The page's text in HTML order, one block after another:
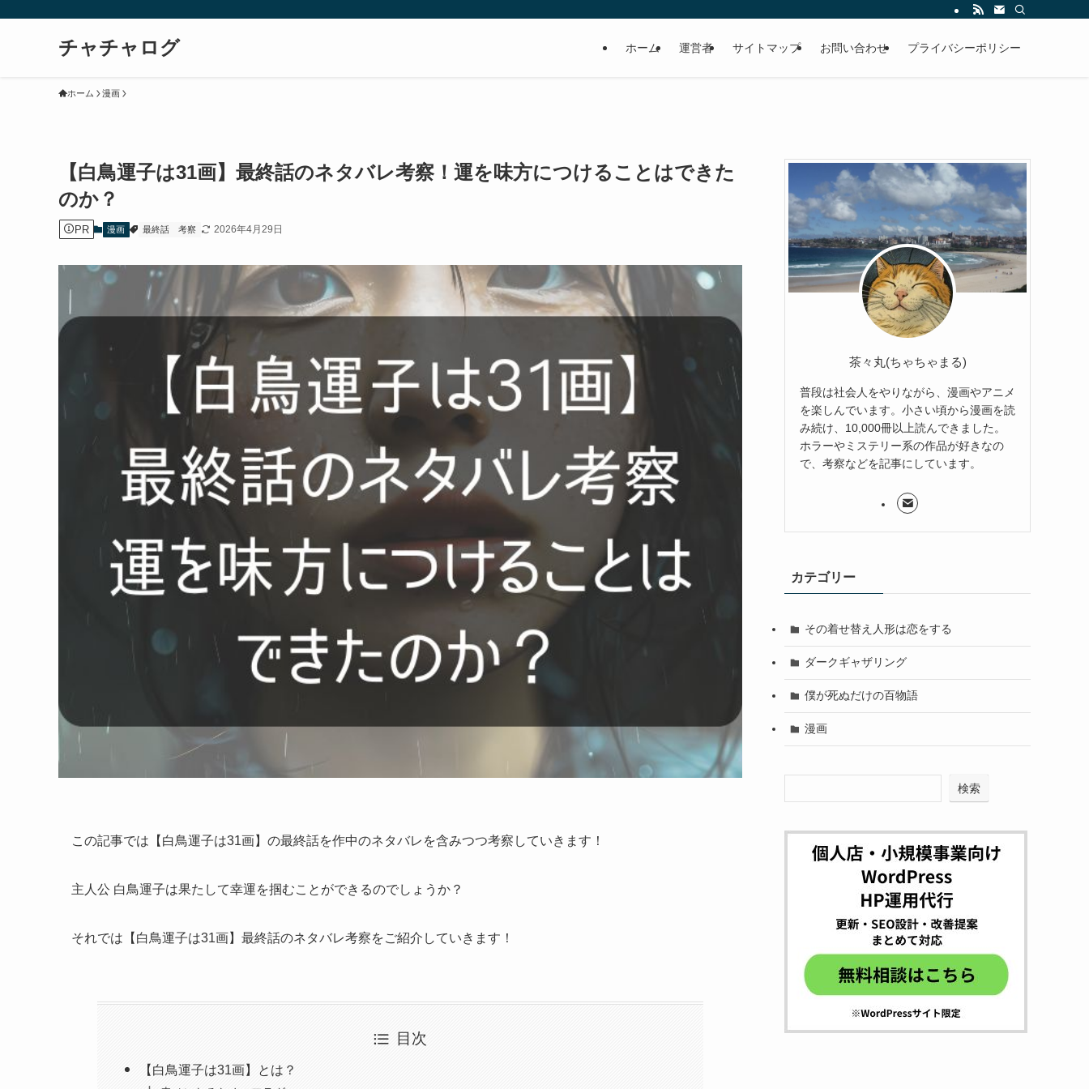
チャチャログ ホーム 運営者 サイトマップ お問い合わせ プライバシーポリシー
ホーム 漫画
【白鳥運子は31画】最終話のネタバレ考察！運を味方につけることはできた
のか？
PR 漫画 最終話 考察 2026年4月29日
この記事では【白鳥運子は31画】の最終話を作中のネタバレを含みつつ考察していきます！
主人公 白鳥運子は果たして幸運を掴むことができるのでしょうか？
それでは【白鳥運子は31画】最終話のネタバレ考察をご紹介していきます！
目次
【白鳥運子は31画】とは？
茶々丸(ちゃちゃまる)
普段は社会人をやりながら、漫画やアニメ
を楽しんでいます。小さい頃から漫画を読
み続け、10,000冊以上読んできました。
ホラーやミステリー系の作品が好きなの
で、考察などを記事にしています。
カテゴリー
その着せ替え人形は恋をする
ダークギャザリング
僕が死ぬだけの百物語
漫画
検索